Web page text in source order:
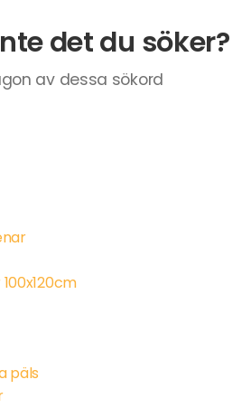
det du söker?
av dessa sökord
päls